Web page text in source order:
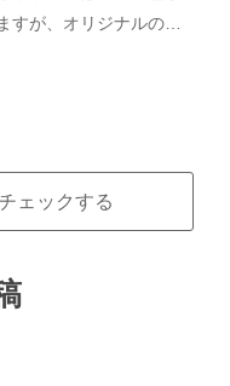
すが、オリジナルの…
ェックする